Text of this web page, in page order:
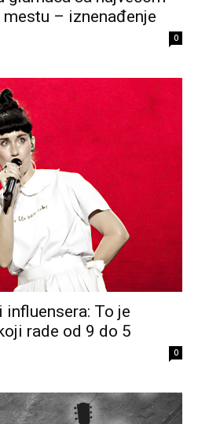
– iznenađenje
0
influensera: To je
rade od 9 do 5
0